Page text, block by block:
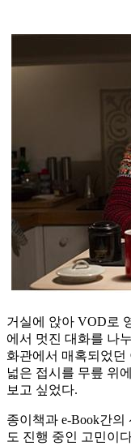
거실에 앉아 VOD로
에서 멋진 대화를 나
화관에서 매혹되었던
넓은 접시를 무릎 위
보고 싶었다.
종이책과 e-Book간의
도 진행 중인 고민이